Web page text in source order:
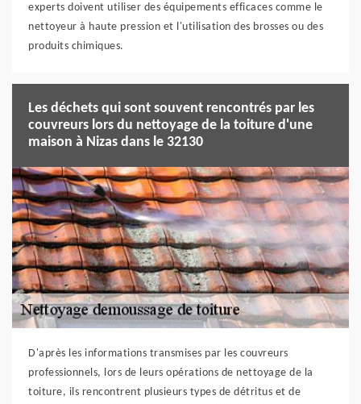
experts doivent utiliser des équipements efficaces comme le
nettoyeur à haute pression et l'utilisation des brosses ou des
produits chimiques.
Les déchets qui sont souvent rencontrés par les
couvreurs lors du nettoyage de la toiture d'une
maison à Nizas dans le 32130
D'après les informations transmises par les couvreurs
professionnels, lors de leurs opérations de nettoyage de la
toiture, ils rencontrent plusieurs types de détritus et de